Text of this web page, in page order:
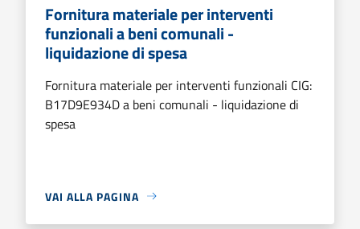
Fornitura materiale per interventi
funzionali a beni comunali -
liquidazione di spesa
Fornitura materiale per interventi funzionali CIG:
B17D9E934D a beni comunali - liquidazione di
spesa
VAI ALLA PAGINA